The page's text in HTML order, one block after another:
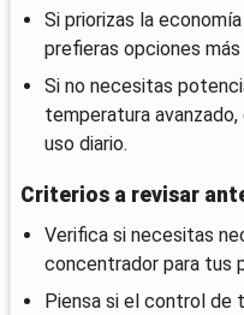
Si priorizas la
prefieras opciones más
Si no necesitas
temperatura
uso diario.
Criterios a revisar
Verifica si necesitas
concentrador para tus
Piensa si el control de